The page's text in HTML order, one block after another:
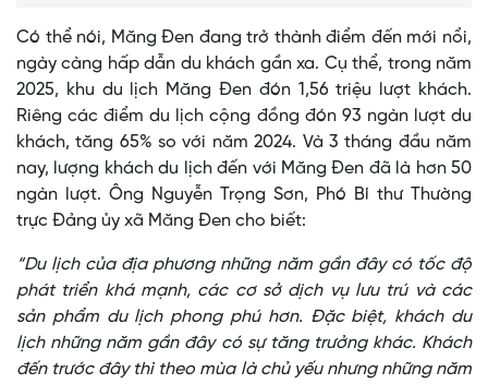
Có thể nói, Măng Đen đang trở thành điểm đến mới nổi,
ngày càng hấp dẫn du khách gần xa. Cụ thể, trong năm
2025, khu du lịch Măng Đen đón 1,56 triệu lượt khách.
Riêng các điểm du lịch cộng đồng đón 93 ngàn lượt du
khách, tăng 65% so với năm 2024. Và 3 tháng đầu năm
nay, lượng khách du lịch đến với Măng Đen đã là hơn 50
ngàn lượt. Ông Nguyễn Trọng Sơn, Phó Bí thư Thường
trực Đảng ủy xã Măng Đen cho biết:
“Du lịch của địa phương những năm gần đây có tốc độ
phát triển khá mạnh, các cơ sở dịch vụ lưu trú và các
sản phẩm du lịch phong phú hơn. Đặc biệt, khách du
lịch những năm gần đây có sự tăng trưởng khác. Khách
đến trước đây thì theo mùa là chủ yếu nhưng những năm